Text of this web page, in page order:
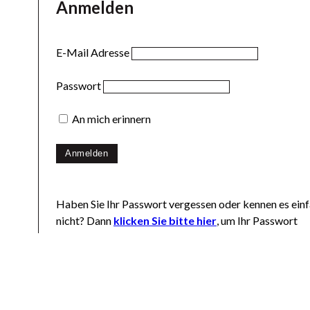
Anmelden
E-Mail Adresse
Passwort
An mich erinnern
Haben Sie Ihr Passwort vergessen oder kennen es
nicht? Dann klicken Sie bitte hier, um Ihr Passwort